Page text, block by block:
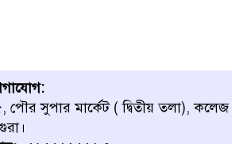
পৌর সুপার মার্কেট ( দ্বিতীয় তলা),